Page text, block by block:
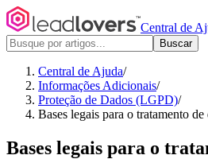
Central de
Buscar
Central de Ajuda/
Informações Adicionais/
Proteção de Dados (LGPD)/
Bases legais para o tratamento de
Bases legais para o